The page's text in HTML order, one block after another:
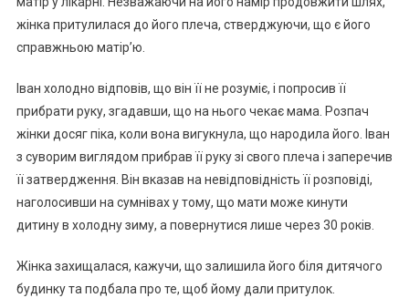
жінка притулилася до його плеча, стверджуючи, що є його
справжньою матір’ю.
Іван холодно відповів, що він її не розуміє, і попросив її
прибрати руку, згадавши, що на нього чекає мама. Розпач
жінки досяг піка, коли вона вигукнула, що народила його. Іван
з суворим виглядом прибрав її руку зі свого плеча і заперечив
її затвердження. Він вказав на невідповідність її розповіді,
наголосивши на сумнівах у тому, що мати може кинути
дитину в холодну зиму, а повернутися лише через 30 років.
Жінка захищалася, кажучи, що залишила його біля дитячого
будинку та подбала про те, щоб йому дали притулок.